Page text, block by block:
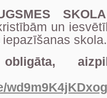
un
skola.
obligāta,